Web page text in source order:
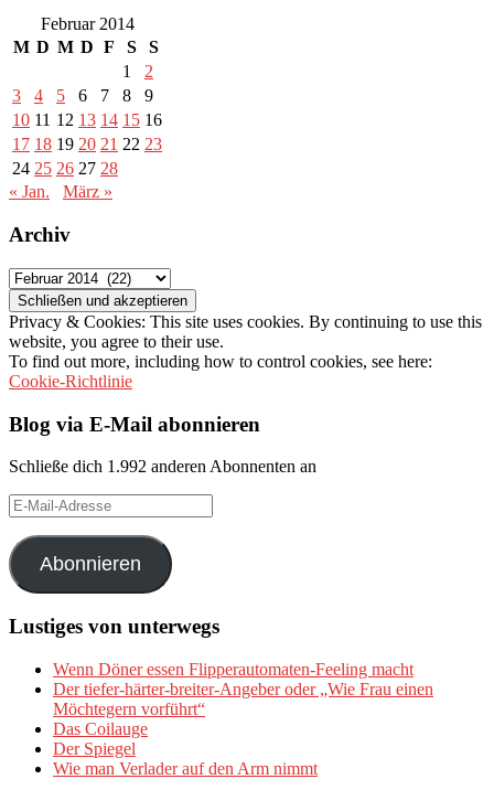
Februar 2014
M D M D F S
S
1
2
3
4 5 6 7 8
9
10 11 12 13 14 15 16
17 18 19 20 21 22 23
24 25 26 27 28
« Jan.
März »
Archiv
Archiv
Privacy & Cookies: This site uses cookies. By continuing to use this
website, you agree to their use.
To find out more, including how to control cookies, see here:
Cookie-Richtlinie
Blog via E-Mail abonnieren
Schließe dich 1.992 anderen Abonnenten an
E-
Mail-
Adresse
Abonnieren
Lustiges von unterwegs
Wenn Döner essen Flipperautomaten-Feeling macht
Der tiefer-härter-breiter-Angeber oder „Wie Frau einen
Möchtegern vorführt“
Das Coilauge
Der Spiegel
Wie man Verlader auf den Arm nimmt